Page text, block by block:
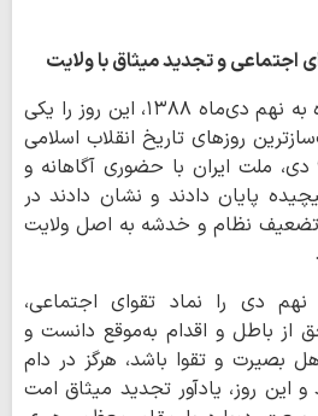
اجتماعی و تجدید میثاق با ولایت
امام جمعه هویزه با اشاره به نهم دی‌ماه ۱۳۸۸، این روز را یکی
روزهای تاریخ انقلاب اسلامی
توصیف کرد و گفت: در ۹ دی، ملت ایران با حضوری آگاهانه و
پایان دادند و نشان دادند در
تضعیف نظام و خدشه به اصل ولایت
نهم دی را نماد تقوای اجتماعی،
باطل و اقدام به‌موقع دانست و
بصیرت و تقوا باشد، هرگز در دام
و این روز، یادآور تجدید میثاق امت